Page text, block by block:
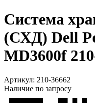
Система
(СХД) Dell
MD3600f
Артикул: 210-36662
Наличие по запросу